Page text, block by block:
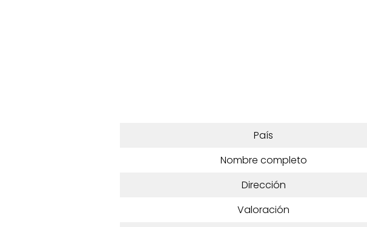
País
Nombre completo
Dirección
Valoración